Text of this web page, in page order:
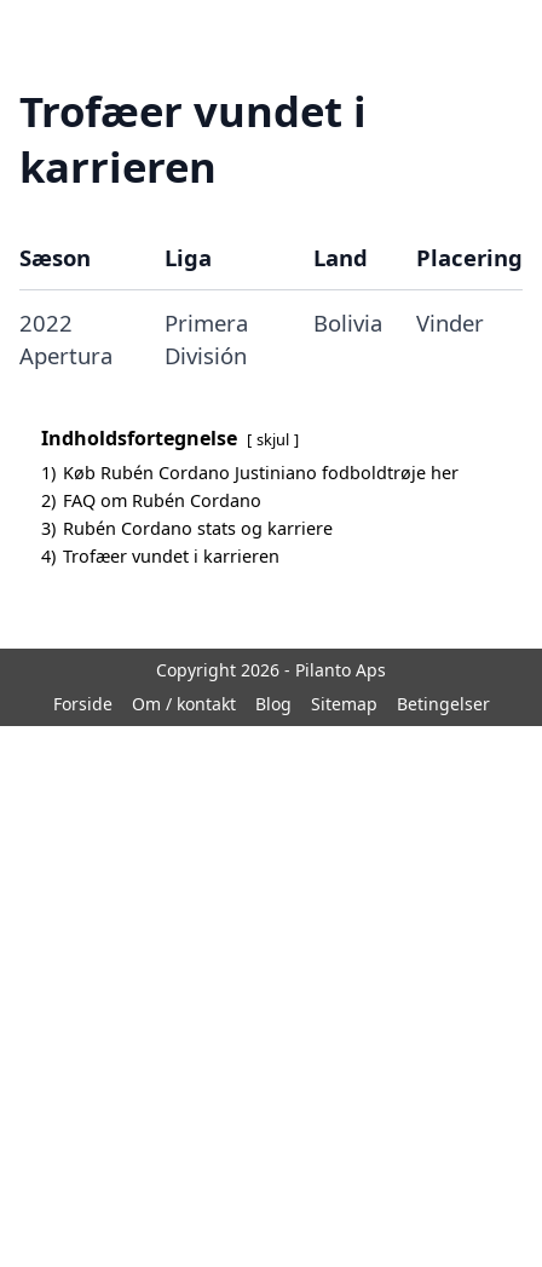
Trofæer vundet i
karrieren
Sæson Liga Land Placering
2022
Apertura
Primera
División
Bolivia Vinder
Indholdsfortegnelse skjul
1) Køb Rubén Cordano Justiniano fodboldtrøje her
2) FAQ om Rubén Cordano
3) Rubén Cordano stats og karriere
4) Trofæer vundet i karrieren
Copyright 2026 - Pilanto Aps
Forside
Om / kontakt Blog Sitemap Betingelser